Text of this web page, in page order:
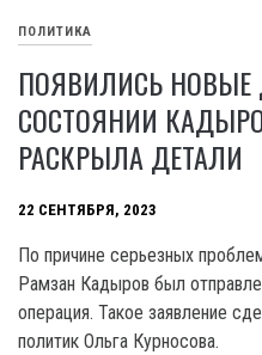
ПОЛИТИКА
ПОЯВИЛИСЬ
СОСТОЯНИИ
РАСКРЫЛА ДЕТАЛИ
22 СЕНТЯБРЯ, 2023
По причине серьезных
Рамзан Кадыров был
операция. Такое заявление
политик Ольга Курносова.